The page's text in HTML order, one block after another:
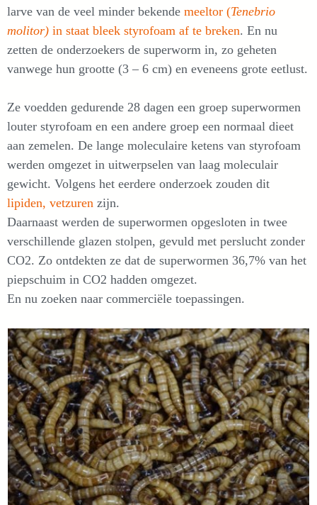
larve van de veel minder bekende meeltor (Tenebrio
molitor) in staat bleek styrofoam af te breken. En nu
zetten de onderzoekers de superworm in, zo geheten
vanwege hun grootte (3 – 6 cm) en eveneens grote eetlust.
Ze voedden gedurende 28 dagen een groep superwormen
louter styrofoam en een andere groep een normaal dieet
aan zemelen. De lange moleculaire ketens van styrofoam
werden omgezet in uitwerpselen van laag moleculair
gewicht. Volgens het eerdere onderzoek zouden dit
lipiden, vetzuren zijn.
Daarnaast werden de superwormen opgesloten in twee
verschillende glazen stolpen, gevuld met perslucht zonder
CO2. Zo ontdekten ze dat de superwormen 36,7% van het
piepschuim in CO2 hadden omgezet.
En nu zoeken naar commerciële toepassingen.